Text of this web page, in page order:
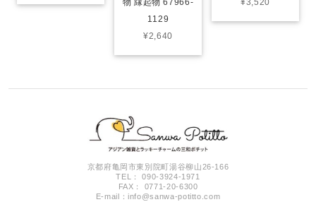
1129
¥2,640
京都府亀岡市東別院町湯谷柳山26-166
TEL： 090-3924-1971
FAX： 0771-20-6300
E-mail：info@sanwa-potitto.com